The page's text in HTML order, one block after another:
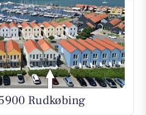
Rudkøbing